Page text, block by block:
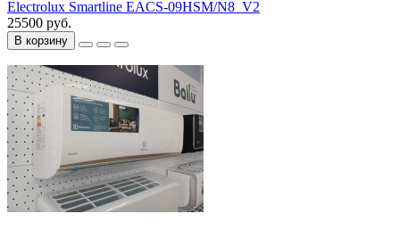
Electrolux Smartline EACS-09HSM/N8_V2
25500 руб.
В корзину